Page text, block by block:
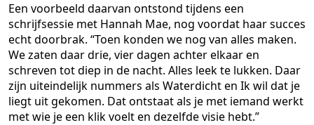
Een voorbeeld daarvan ontstond tijdens een
schrijfsessie met Hannah Mae, nog voordat haar succes
echt doorbrak. “Toen konden we nog van alles maken.
We zaten daar drie, vier dagen achter elkaar en
schreven tot diep in de nacht. Alles leek te lukken. Daar
zijn uiteindelijk nummers als Waterdicht en Ik wil dat je
liegt uit gekomen. Dat ontstaat als je met iemand werkt
met wie je een klik voelt en dezelfde visie hebt.”